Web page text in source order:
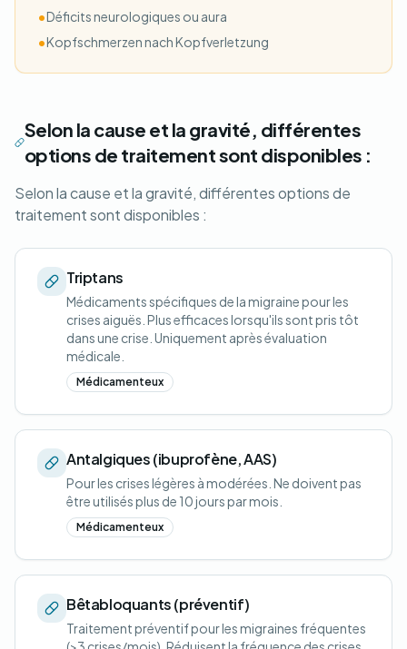
•Déficits neurologiques ou aura
•Kopfschmerzen nach Kopfverletzung
Selon la cause et la gravité, différentes
options de traitement sont disponibles :
Selon la cause et la gravité, différentes options de
traitement sont disponibles :
Triptans
Médicaments spécifiques de la migraine pour les
crises aiguës. Plus efficaces lorsqu'ils sont pris tôt
dans une crise. Uniquement après évaluation
médicale.
Médicamenteux
Antalgiques (ibuprofène, AAS)
Pour les crises légères à modérées. Ne doivent pas
être utilisés plus de 10 jours par mois.
Médicamenteux
Bêtabloquants (préventif)
Traitement préventif pour les migraines fréquentes